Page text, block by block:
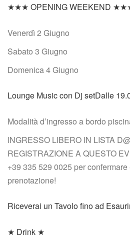
★★★ OPENING WEEKEND
Venerdì 2 Giugno
Sabato 3 Giugno
Domenica 4 Giugno
Lounge Music con Dj setDalle
Modalità d’ingresso a bordo
INGRESSO LIBERO IN LISTA
REGISTRAZIONE A QUESTO
+39 335 529 0025 per
prenotazione!
Riceverai un Tavolo fino ad
★ Drink ★